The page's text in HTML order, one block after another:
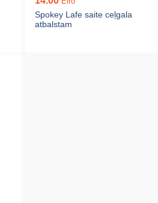
Spokey Lafe saite ceļgala
atbalstam